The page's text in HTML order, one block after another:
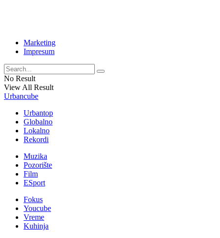
Marketing
Impresum
No Result
View All Result
Urbancube
Urbantop
Globalno
Lokalno
Rekordi
Muzika
Pozorište
Film
ESport
Fokus
Youcube
Vreme
Kuhinja